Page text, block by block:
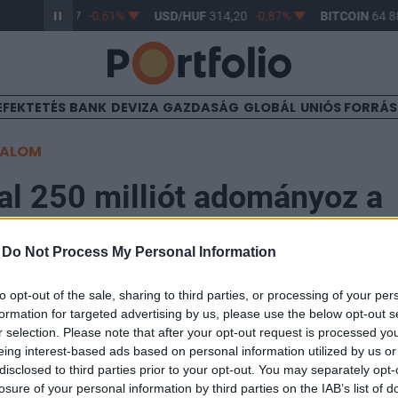
Do Not Process My Personal Information
opt-out of the sale, sharing to third parties, or processing of your
for targeted advertising by us, please use the below opt-out
selection. Please note that after your opt-out request is processed
interest-based ads based on personal information utilized by us
to third parties prior to your opt-out. You may separately
of your personal information by third parties on the IAB’s list of
363,17 -0,61% USD/HUF314,20 -0,87% BITCOIN64
BANK DEVIZA GAZDASÁG GLOBÁL UNIÓS
250 milliót adományoz a
(melyik szervezetnek), vagy milyen célra, arról
összeg biztosan segíti a küzdelmet a